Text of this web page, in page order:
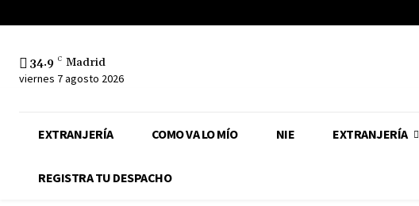
34.9 C Madrid
viernes 7 agosto 2026
EXTRANJERÍA COMO VA LO MÍO NIE EXTRANJERÍA
REGISTRA TU DESPACHO